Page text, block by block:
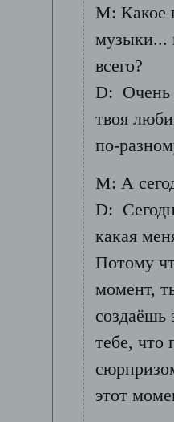
М: Какое
музыки...
всего?
D: Очень
твоя
по-
М: А
D:
какая
Потому
момент,
создаёшь
тебе, что
этот